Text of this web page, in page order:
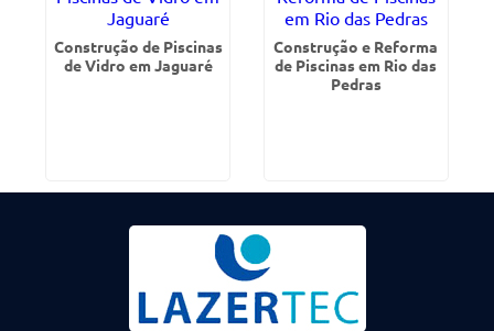
Construção de Piscinas
de Vidro em Jaguaré
Construção e Reforma
de Piscinas em Rio das
Pedras